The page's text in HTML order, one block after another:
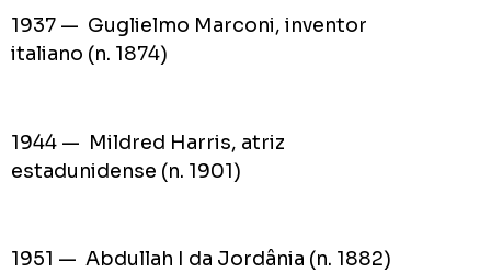
1937 — Guglielmo Marconi, inventor
italiano (n. 1874)
1944 — Mildred Harris, atriz
estadunidense (n. 1901)
1951 — Abdullah I da Jordânia (n. 1882)